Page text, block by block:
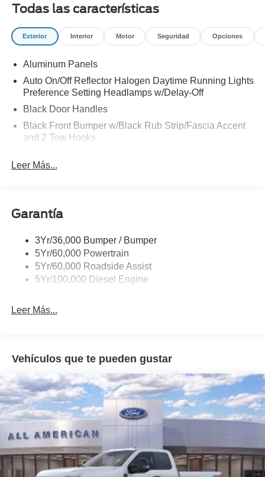
STEP|TOUGH BED SPRAY IN BEDLINER|DUAL
BATTERY|XL CHROME PACKAGE|FUEL
CHARGE|ADVERTISING ASSESSMENT|REQUIRED
Todas las características
Exterior Interior Motor Seguridad Opciones
Aluminum Panels
Auto On/Off Reflector Halogen Daytime Running Lights
Preference Setting Headlamps w/Delay-Off
Black Door Handles
Black Front Bumper w/Black Rub Strip/Fascia Accent
and 2 Tow Hooks
Black Power Heated Side Mirrors w/Convex Spotter,
Black Side Windows Trim and Black Front Windshield
Boxside Steps
Cargo Lamp w/High Mount Stop Light
Fixed Rear Window
Light Tinted Glass
Regular Box Style
Reverse Opening Rear Doors
Steel Spare Wheel
Tailgate Rear Cargo Access
Tailgate/Rear Door Lock Included w/Power Door Locks
Tires: LT245/75Rx17E BSW A/S -inc: Spare may not
be the same as road tire
Variable Intermittent Wipers
Leer Más...
Garantía
3Yr/36,000 Bumper / Bumper
5Yr/60,000 Powertrain
5Yr/60,000 Roadside Assist
5Yr/100,000 Diesel Engine
Leer Más...
Vehículos que te pueden gustar